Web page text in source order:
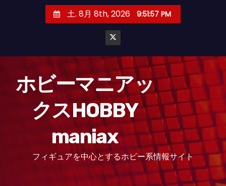
土. 8月 8th, 2026 9:51:59 PM
ホビーマニアッ
クスHOBBY
maniax
フィギュアを中心とするホビー系情報サイト